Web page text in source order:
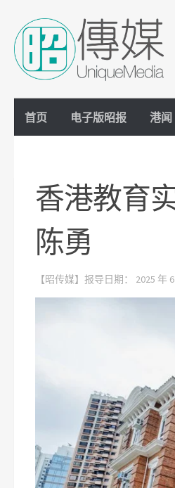
Skip to content
首页 电子版昭报 港闻
香港教育
陈勇
【昭传媒】报导日期： 2025 年